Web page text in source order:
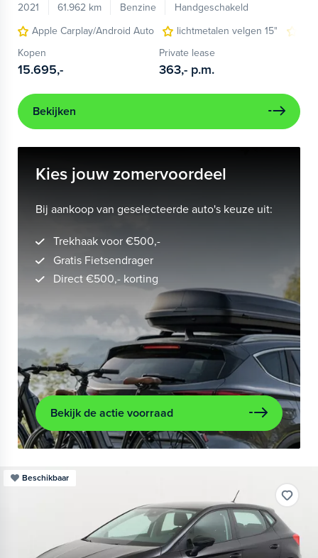
2021
61.962 km Benzine
Handgeschakeld
Apple Carplay/Android Auto
lichtmetalen velgen 15"
Kopen
15.695,-
Private lease
363,- p.m.
Bekijken
Kies jouw zomervoordeel
Bij aankoop van geselecteerde auto's keuze uit:
Trekhaak voor €500,-
Gratis Fietsendrager
Direct €500,- korting
Bekijk de actie voorraad
Beschikbaar